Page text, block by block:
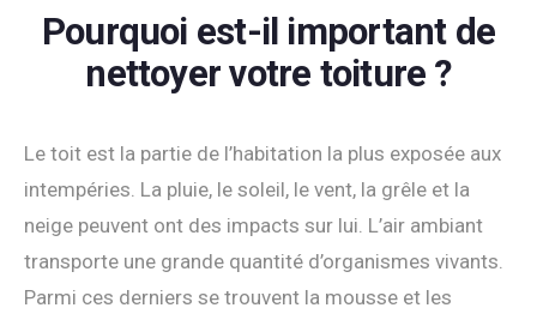
Pourquoi est-il important de
nettoyer votre toiture ?
Le toit est la partie de l’habitation la plus exposée aux
intempéries. La pluie, le soleil, le vent, la grêle et la
neige peuvent ont des impacts sur lui. L’air ambiant
transporte une grande quantité d’organismes vivants.
Parmi ces derniers se trouvent la mousse et les